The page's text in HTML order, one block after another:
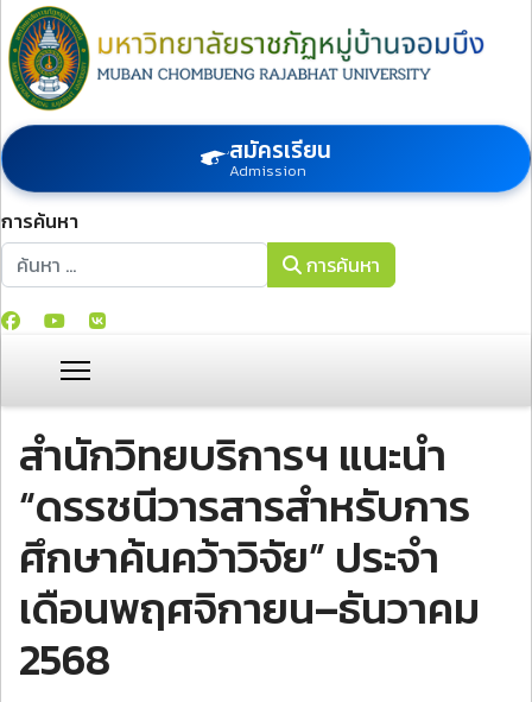
สมัครเรียน
Admission
การค้นหา
การค้นหา
การค้นหา
สำนักวิทยบริการฯ แนะนำ
“ดรรชนีวารสารสำหรับการ
ศึกษาค้นคว้าวิจัย” ประจำ
เดือนพฤศจิกายน–ธันวาคม
2568